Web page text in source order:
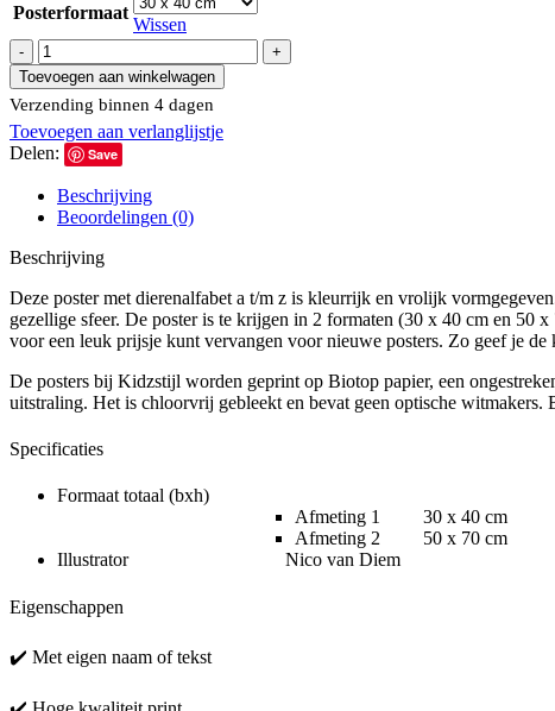
Posterformaat
Wissen
Toevoegen aan winkelwagen
Verzending binnen 4 dagen
Toevoegen aan verlanglijstje
Delen:
Save
Beschrijving
Beoordelingen (0)
Beschrijving
Deze poster met dierenalfabet a t/m z is kleurrijk en vrolijk
gezellige sfeer. De poster is te krijgen in 2 formaten (30 x 40 cm en 50
voor een leuk prijsje kunt vervangen voor nieuwe posters. Zo geef je
De posters bij Kidzstijl worden geprint op Biotop papier, een
uitstraling. Het is chloorvrij gebleekt en bevat geen optische witmakers.
Specificaties
Formaat totaal (bxh)
Afmeting 1 30 x 40 cm
Afmeting 2 50 x 70 cm
Illustrator Nico van Diem
Eigenschappen
✔️ Met eigen naam of tekst